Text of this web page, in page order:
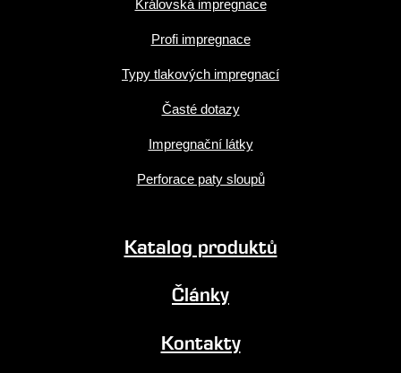
Královská impregnace
Profi impregnace
Typy tlakových impregnací
Časté dotazy
Impregnační látky
Perforace paty sloupů
Katalog produktů
Články
Kontakty